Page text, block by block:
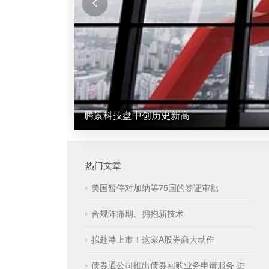
腾景科技盘中创历史新高
热门文章
美国暂停对加纳等75国的签证审批
合规阵痛期、拥抱新技术
拟赴港上市！这家A股券商大动作
债券通公司推出债券回购业务申请服务 进